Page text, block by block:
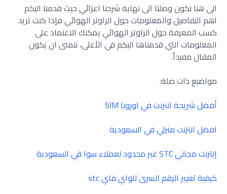
الى هنا نكون وصلنا الى نهاية شرحنا اعزائي حيث قدمنا اليكم
اهم التفاصيل والمعلومات حول الراوتر الهوائي فإذا كنت تريد
كسب المعرفة حول الراوتر الهوائي يمكنك الاعتماد على
المعلومات التي قدمناها اليكم في الأعلى، نتمنى ان يكون
المقال مفيداً.
مواضيع ذات صلة:
أفضل شريحة انترنت في اوروبا SIM
افضل انترنت منزلي في السعودية
إنترنت مجاني STC غير محدود لعملاء سوا في السعودية
كيفية تغيير الرقم السرى للواي فاي stc